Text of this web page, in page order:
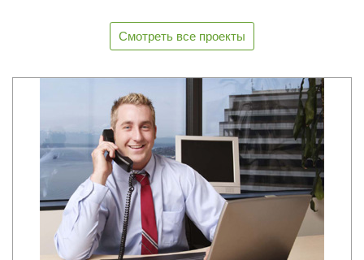
Смотреть все проекты